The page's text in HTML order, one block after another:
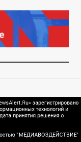
зарегистрировано
технологий и
принятия решения о
"МЕДИАВОЗДЕЙСТВИЕ"